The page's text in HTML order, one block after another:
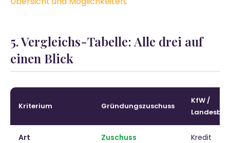
5. Vergleichs-Tabelle: Alle drei auf
einen Blick
Kriterium Gründungszuschuss
KfW /
Art Zuschuss Kredit